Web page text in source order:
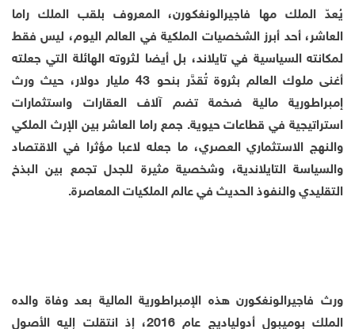
يُعدّ الملك مها فاجيرالونغكورن، المعروف بلقب الملك راما
العاشر، أحد أبرز الشخصيات الملكية في العالم اليوم، ليس فقط
لمكانته السياسية في تايلاند، بل أيضا لثروته الهائلة التي جعلته
أغنى ملوك العالم بثروة تُقدَّر بنحو 43 مليار دولار، حيث ورث
إمبراطورية مالية ضخمة تضم آلاف العقارات واستثمارات
استراتيجية في قطاعات حيوية. جمع راما العاشر بين الإرث الملكي
والنهج الاستثماري العصري، ما جعله لاعبا مؤثرا في الاقتصاد
والسياسة التايلاندية، وشخصية مثيرة للجدل تجمع بين البذخ
التقليدي والنفوذ الحديث في عالم الملكيات المعاصرة.
ورث فاجيرالونغكورن هذه الإمبراطورية المالية بعد وفاة والده
الملك بوميبول أدولياديج عام 2016، إذ انتقلت إليه الأصول